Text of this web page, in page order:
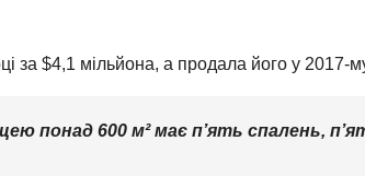
за $4,1 мільйона, а продала його у
понад 600 м² має п’ять спалень,